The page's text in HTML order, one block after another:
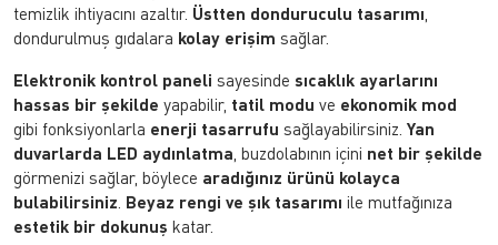
temizlik ihtiyacını azaltır. Üstten donduruculu tasarımı
dondurulmuş gıdalara kolay erişim sağlar.
Elektronik kontrol paneli sayesinde sıcaklık ayarlarını
hassas bir şekilde yapabilir, tatil modu ve ekonomik mod
gibi fonksiyonlarla enerji tasarrufu sağlayabilirsiniz. Yan
duvarlarda LED aydınlatma , buzdolabının içini net bir şekilde
görmenizi sağlar, böylece aradığınız ürünü kolayca
bulabilirsiniz Beyaz rengi ve şık tasarımı ile mutfağınıza
estetik bir dokunuş katar.